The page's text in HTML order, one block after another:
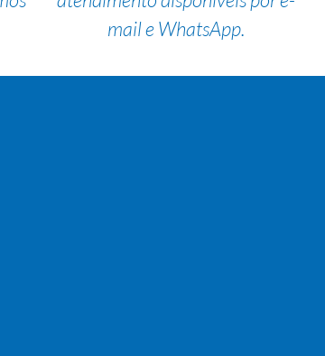
mail e WhatsApp.